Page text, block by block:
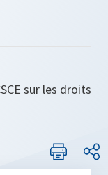
sur les droits